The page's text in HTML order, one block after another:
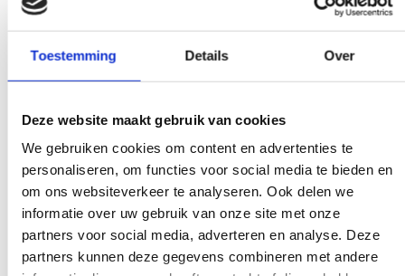
Toestemming Details Over
Deze website maakt gebruik van cookies
We gebruiken cookies om content en advertenties te
personaliseren, om functies voor social media te bieden en
om ons websiteverkeer te analyseren. Ook delen we
informatie over uw gebruik van onze site met onze
partners voor social media, adverteren en analyse. Deze
partners kunnen deze gegevens combineren met andere
Thuisarts.nl aan te bieden, te informeren over
behandelwensengesprekken en eventueel zelf een
verkennend gesprek te voeren.
Kennis hebben van en bijdragen aan het onderhouden van
het geriatrisch netwerk.
Samenwerken met de POH ouderenzorg en/of huisarts en
het geriatrisch netwerk, eventueel via een webapplicatie.